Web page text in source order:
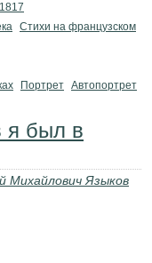
Стихи на французском
Портрет Автопортрет
я был в
Михайлович Языков